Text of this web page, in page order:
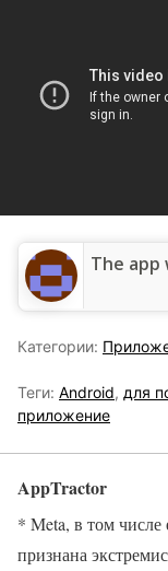
The
Категории:
Теги: Android, для
приложение
AppTractor
* Meta, в том числе
признана